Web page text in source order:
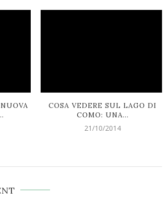
COSA VEDERE SUL LAGO DI
COMO: UNA...
21/10/2014